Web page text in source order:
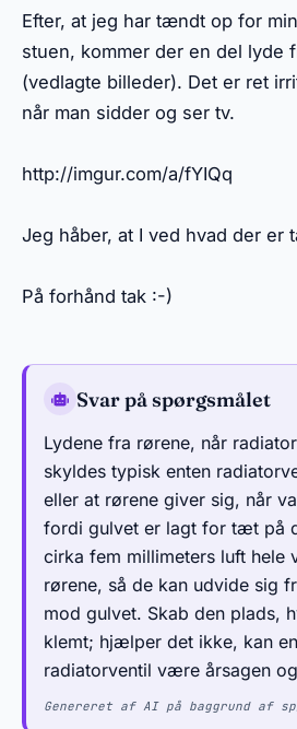
Efter, at jeg har tændt op for
stuen, kommer der en del lyde
(vedlagte billeder). Det er ret
når man sidder og ser tv.
http://imgur.com/a/fYIQq
Jeg håber, at I ved hvad der er
På forhånd tak :-)
Svar på spørgsmålet
Lydene fra rørene, når
skyldes typisk enten
eller at rørene giver sig, når
fordi gulvet er lagt for tæt på
cirka fem millimeters luft hele
rørene, så de kan udvide sig
mod gulvet. Skab den plads,
klemt; hjælper det ikke, kan
radiatorventil være årsagen
Genereret af AI på baggrund af